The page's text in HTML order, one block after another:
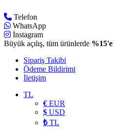
Telefon
WhatsApp
İnstagram
Büyük açılış, tüm ürünlerde %15'e
Sipariş Takibi
Ödeme Bildirimi
İletişim
TL
€ EUR
$ USD
₺TL